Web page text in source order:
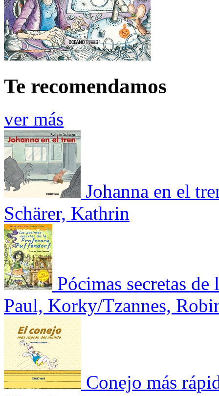
Te recomendamos
ver más
Johanna en el
Schärer, Kathrin
Pócimas secretas
Paul, Korky/Tzannes,
Conejo más